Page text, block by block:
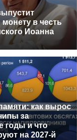
в честь
Иоанна
как вырос
за
годы и что
на 2027-й